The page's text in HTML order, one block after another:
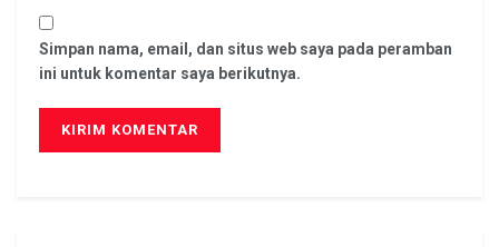
Simpan nama, email, dan situs web saya pada peramban
ini untuk komentar saya berikutnya.